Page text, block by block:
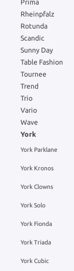
Prima
Rheinpfalz
Rotunda
Scandic
Sunny Day
Table Fashion
Tournee
Trend
Trio
Vario
Wave
York
York Parklane
York Kronos
York Clowns
York Solo
York Fionda
York Triada
York Cubic